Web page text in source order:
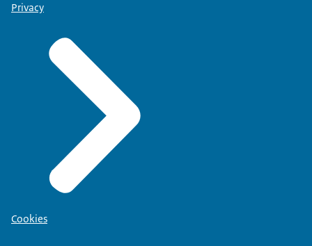
Privacy
Cookies